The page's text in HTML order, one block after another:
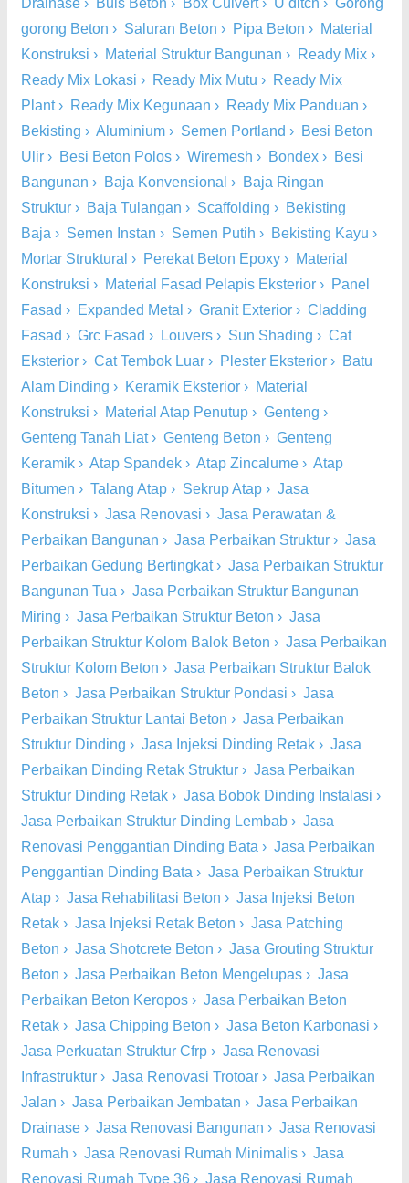
Drainase › Buis Beton › Box Culvert› U ditch › Gorong
gorong Beton › Saluran Beton › Pipa Beton › Material
Konstruksi › Material Struktur Bangunan › Ready Mix ›
Ready Mix Lokasi › Ready Mix Mutu › Ready Mix
Plant› Ready Mix Kegunaan › Ready Mix Panduan ›
Bekisting › Aluminium › Semen Portland › Besi Beton
Ulir › Besi Beton Polos › Wiremesh › Bondex › Besi
Bangunan › Baja Konvensional › Baja Ringan
Struktur › Baja Tulangan › Scaffolding › Bekisting
Baja › Semen Instan › Semen Putih › Bekisting Kayu ›
Mortar Struktural › Perekat Beton Epoxy › Material
Konstruksi › Material Fasad Pelapis Eksterior › Panel
Fasad › Expanded Metal › Granit Exterior › Cladding
Fasad › Grc Fasad › Louvers › Sun Shading › Cat
Eksterior › Cat Tembok Luar › Plester Eksterior › Batu
Alam Dinding › Keramik Eksterior › Material
Konstruksi › Material Atap Penutup › Genteng ›
Genteng Tanah Liat› Genteng Beton › Genteng
Keramik › Atap Spandek › Atap Zincalume › Atap
Bitumen › Talang Atap › Sekrup Atap › Jasa
Konstruksi › Jasa Renovasi › Jasa Perawatan &
Perbaikan Bangunan › Jasa Perbaikan Struktur › Jasa
Perbaikan Gedung Bertingkat› Jasa Perbaikan Struktur
Bangunan Tua › Jasa Perbaikan Struktur Bangunan
Miring › Jasa Perbaikan Struktur Beton › Jasa
Perbaikan Struktur Kolom Balok Beton › Jasa Perbaikan
Struktur Kolom Beton › Jasa Perbaikan Struktur Balok
Beton › Jasa Perbaikan Struktur Pondasi › Jasa
Perbaikan Struktur Lantai Beton › Jasa Perbaikan
Struktur Dinding › Jasa Injeksi Dinding Retak › Jasa
Perbaikan Dinding Retak Struktur › Jasa Perbaikan
Struktur Dinding Retak › Jasa Bobok Dinding Instalasi ›
Jasa Perbaikan Struktur Dinding Lembab › Jasa
Renovasi Penggantian Dinding Bata › Jasa Perbaikan
Penggantian Dinding Bata › Jasa Perbaikan Struktur
Atap › Jasa Rehabilitasi Beton › Jasa Injeksi Beton
Retak › Jasa Injeksi Retak Beton › Jasa Patching
Beton › Jasa Shotcrete Beton › Jasa Grouting Struktur
Beton › Jasa Perbaikan Beton Mengelupas › Jasa
Perbaikan Beton Keropos › Jasa Perbaikan Beton
Retak › Jasa Chipping Beton › Jasa Beton Karbonasi ›
Jasa Perkuatan Struktur Cfrp › Jasa Renovasi
Infrastruktur › Jasa Renovasi Trotoar › Jasa Perbaikan
Jalan › Jasa Perbaikan Jembatan › Jasa Perbaikan
Drainase › Jasa Renovasi Bangunan › Jasa Renovasi
Rumah › Jasa Renovasi Rumah Minimalis › Jasa
Renovasi Rumah Type 36 › Jasa Renovasi Rumah